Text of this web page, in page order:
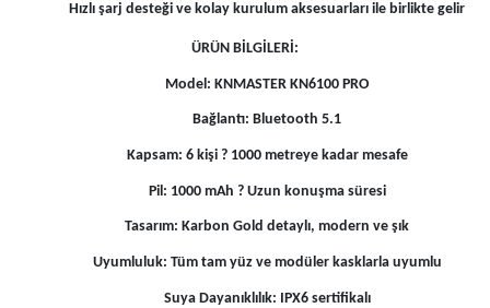
Hızlı şarj desteği ve kolay kurulum aksesuarları ile birlikte gelir
ÜRÜN BİLGİLERİ:
Model: KNMASTER KN6100 PRO
Bağlantı: Bluetooth 5.1
Kapsam: 6 kişi ? 1000 metreye kadar mesafe
Pil: 1000 mAh ? Uzun konuşma süresi
Tasarım: Karbon Gold detaylı, modern ve şık
Uyumluluk: Tüm tam yüz ve modüler kasklarla uyumlu
Suya Dayanıklılık: IPX6 sertifikalı